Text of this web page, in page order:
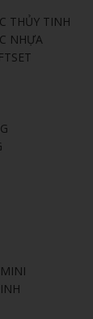
THỦY TINH
NHỰA